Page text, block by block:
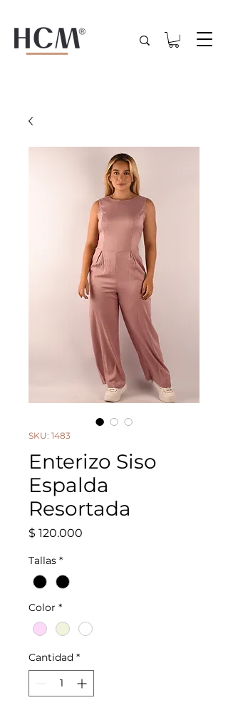
SKU: 1483
Enterizo Siso
Espalda
Resortada
$ 120.000
Tallas *
Color *
Cantidad *